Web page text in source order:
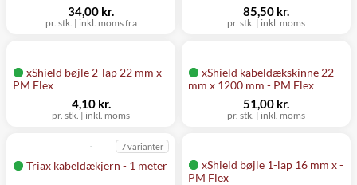
pr. stk. | inkl. moms fra
34,00 kr.
pr. stk. | inkl. moms
85,50 kr.
xShield bøjle 2-lap 22 mm x -
PM Flex
pr. stk. | inkl. moms
4,10 kr.
xShield kabeldækskinne 22
mm x 1200 mm - PM Flex
pr. stk. | inkl. moms
51,00 kr.
Triax kabeldækjern - 1 meter
7 varianter
xShield bøjle 1-lap 16 mm x -
PM Flex